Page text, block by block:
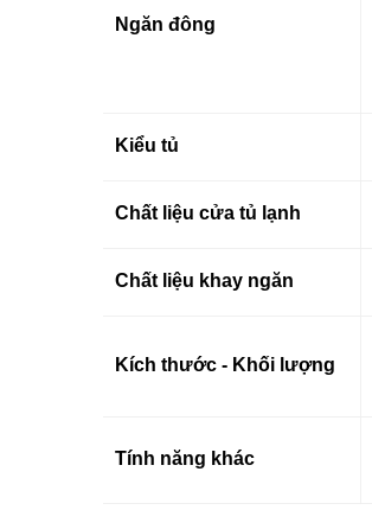
Ngăn đông
Kiểu tủ
Chất liệu cửa tủ lạnh
Chất liệu khay ngăn
Kích thước - Khối lượng
Tính năng khác